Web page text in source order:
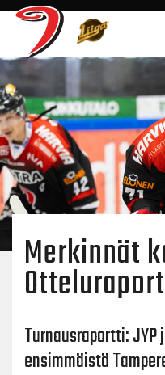
Merkinnät
Turnausraportti:
ensimmäistä